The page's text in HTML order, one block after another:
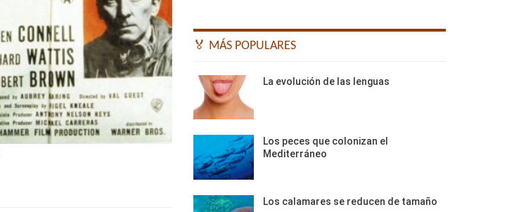
🏅 MÁS POPULARES
La evolución de las lenguas
Los peces que colonizan el
Mediterráneo
Los calamares se reducen de tamaño